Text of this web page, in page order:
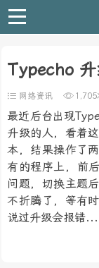
Typecho
网络资讯 1,705
最近后台出现
升级的人，看着
本，结果操作了
有的程序上，前
问题，切换主题
不折腾了，等有
说过升级会报错...